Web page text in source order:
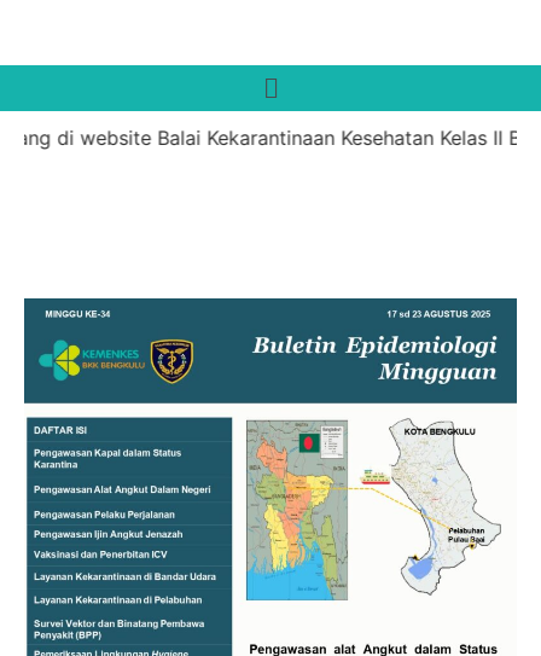
di website Balai Kekarantinaan Kesehatan Kelas II